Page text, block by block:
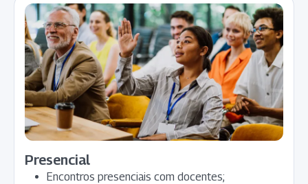
Presencial
Encontros presenciais com docentes;